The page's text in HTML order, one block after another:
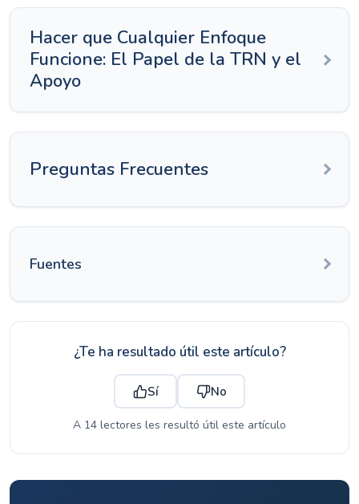
Hacer que Cualquier Enfoque
Funcione: El Papel de la TRN y el
Apoyo
Preguntas Frecuentes
Fuentes
¿Te ha resultado útil este artículo?
Sí No
A 14 lectores les resultó útil este artículo